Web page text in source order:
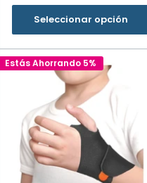
Seleccionar opción
Estás Ahorrando 5%